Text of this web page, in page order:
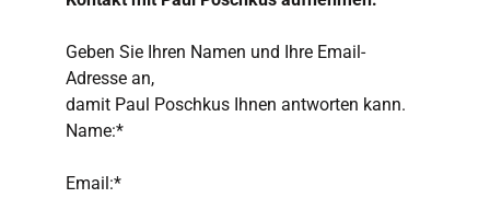
Geben Sie Ihren Namen und Ihre Email-
Adresse an,
damit Paul Poschkus Ihnen antworten kann.
Name:*
Email:*